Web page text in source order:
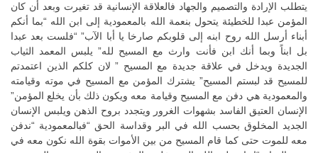
يتطلب الإرادة والتصميم والجهاد فالعلاقة الإنسانية قد تغيرت وبعد أن كان
المؤمن عبدا للخطيئة يتحول بنعمة الله بالمعمودية إلى ابن الله “بما أنكم
أبناء أرسل الله روح ابنه إلى قلوبكم صارخا يا أبا الآب” “فلست بعد عبدا
بل ابناً وبما أنك ابن فأنت وارث مع المسيح لله” يلبس المعمد الثياب
الجديدة ويدخل في علاقة جديدة مع المسيح ” لان كلكم الذين اعتمدتم
للمسيح قد لبستم المسيح” يشترك المؤمن مع المسيح في موته وقيامته
والمعمودية هي دفن مع المسيح وقيامة معه ويكون ذلك بأن يخلع المؤمن”
الإنسان العتيق الفاسد بشهوات الغرور ويتجدد بروح الذهن ويلبس الإنسان
الجديد المخلوق بحسب الله في البر وقداسة الحق “فبالمعمودية “ندفن
معه للموت حتى كما قام المسيح من بين الأموات بقوة الله نكون معه في